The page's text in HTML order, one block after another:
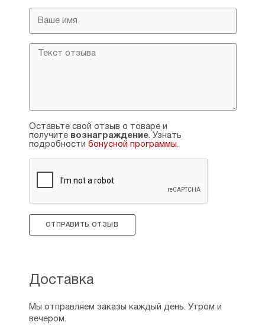
Оставьте свой отзыв о товаре и
получите вознаграждение. Узнать
подробности бонусной программы.
ОТПРАВИТЬ ОТЗЫВ
Доставка
Мы отправляем заказы каждый день. Утром и
вечером.